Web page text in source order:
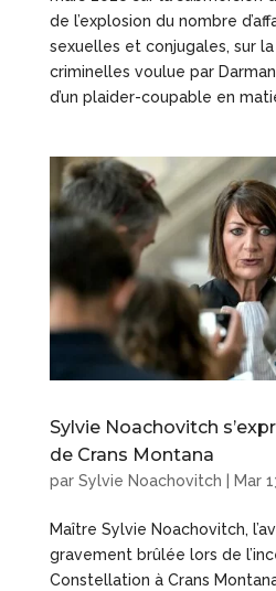
de l’explosion du nombre
sexuelles et conjugales, sur
criminelles voulue par
d’un plaider-coupable en
Sylvie Noachovitch
de Crans Montana
par Sylvie Noachovitch Mar
Maître Sylvie Noachovitch,
gravement brûlée lors de
Constellation à Crans